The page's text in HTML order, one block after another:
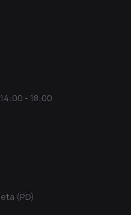
- 18:00
(PD)